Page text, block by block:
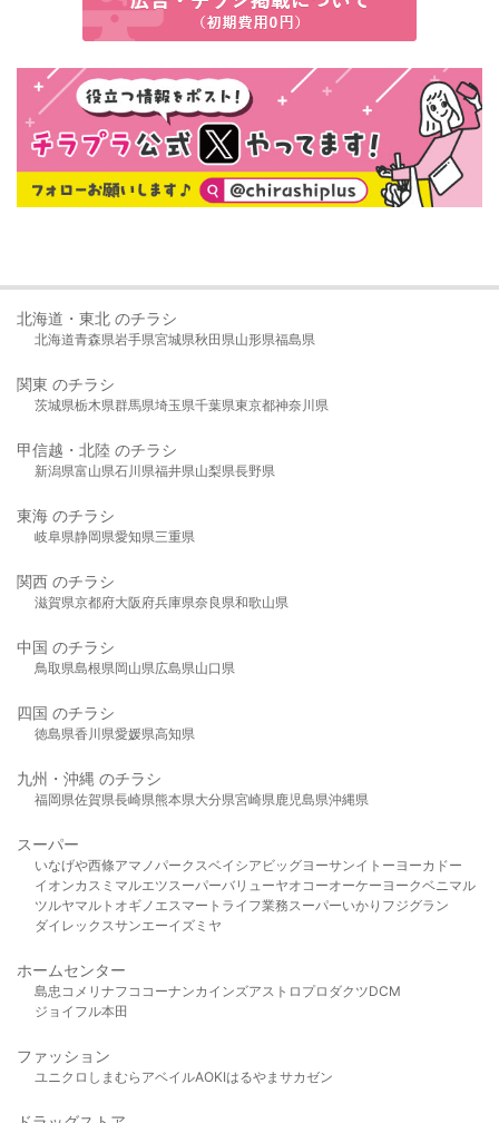
北海道・東北 のチラシ
北海道青森県岩手県宮城県秋田県山形県福島県
関東 のチラシ
茨城県栃木県群馬県埼玉県千葉県東京都神奈川県
甲信越・北陸 のチラシ
新潟県富山県石川県福井県山梨県長野県
東海 のチラシ
岐阜県静岡県愛知県三重県
関西 のチラシ
滋賀県京都府大阪府兵庫県奈良県和歌山県
中国 のチラシ
鳥取県島根県岡山県広島県山口県
四国 のチラシ
徳島県香川県愛媛県高知県
九州・沖縄 のチラシ
福岡県佐賀県長崎県熊本県大分県宮崎県鹿児島県沖縄県
スーパー
いなげや西條アマノパークスベイシア ビッグヨーサンイトーヨーカドー
イオンカスミ マルエツスーパーバリューヤオコーオーケー ヨークベニマル
ツルヤマルト オギノ エスマート ライフ業務スーパーいかり フジグラン
ダイレックスサンエーイズミヤ
ホームセンター
島忠 コメリ ナフコ コーナンカインズアストロプロダクツDCM
ジョイフル本田
ファッション
ユニクロ しまむら アベイルAOKIはるやま サカゼン